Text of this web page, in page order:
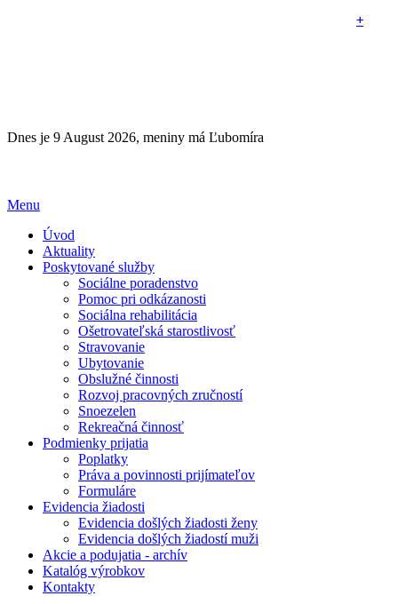
Dnes je 9 August 2026, meniny má Ľubomíra
Menu
Úvod
Aktuality
Poskytované služby
+
Sociálne poradenstvo
Pomoc pri odkázanosti
Sociálna rehabilitácia
Ošetrovateľská starostlivosť
Stravovanie
Ubytovanie
Obslužné činnosti
Rozvoj pracovných zručností
Snoezelen
Rekreačná činnosť
Podmienky prijatia
+
Poplatky
Práva a povinnosti prijímateľov
Formuláre
Evidencia žiadosti
+
Evidencia došlých žiadosti ženy
Evidencia došlých žiadostí muži
Akcie a podujatia - archív
Katalóg výrobkov
Kontakty